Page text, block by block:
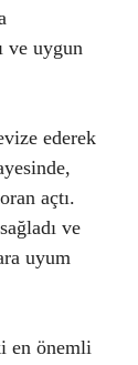
ve uygun
ederek
açtı.
ve
uyum
en önemli